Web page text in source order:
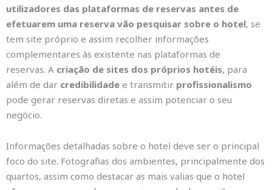
utilizadores das plataformas de reservas antes de
efetuarem uma reserva vão pesquisar sobre o hotel, se
tem site próprio e assim recolher informações
complementares às existente nas plataformas de
reservas. A criação de sites dos próprios hotéis, para
além de dar credibilidade e transmitir profissionalismo
pode gerar reservas diretas e assim potenciar o seu
negócio.
Informações detalhadas sobre o hotel deve ser o principal
foco do site. Fotografias dos ambientes, principalmente dos
quartos, assim como destacar as mais valias que o hotel